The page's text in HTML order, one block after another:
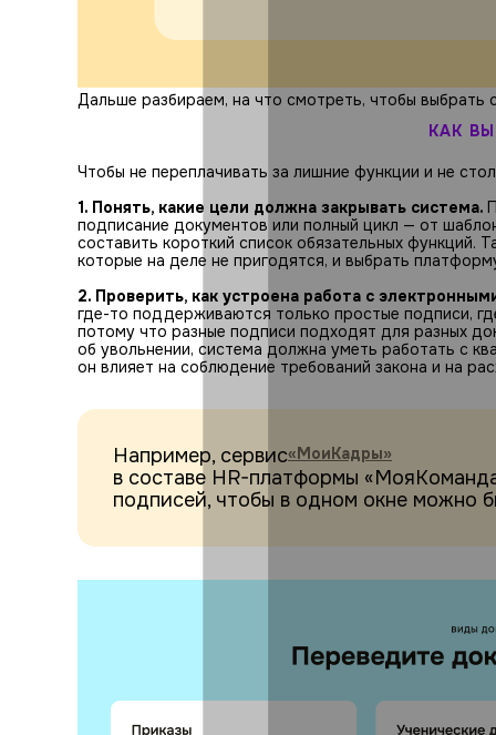
Дальше разбираем, на что смотреть, чтобы
КАК
Чтобы не переплачивать за лишние функции и не
1. Понять, какие цели должна закрывать система.
подписание документов или полный цикл — от
составить короткий список обязательных функций.
которые на деле не пригодятся, и выбрать
2. Проверить, как устроена работа с
где-то поддерживаются только простые подписи,
потому что разные подписи подходят для разных
об увольнении, система должна уметь работать с
он влияет на соблюдение требований закона и на
Например, сервис«МоиКадры»
в составе HR-платформы
подписей, чтобы в одном окне можно